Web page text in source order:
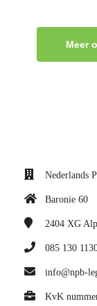
Meer
Nederlands
Baronie 60
2404 XG
085 130
info@npb-
KvK